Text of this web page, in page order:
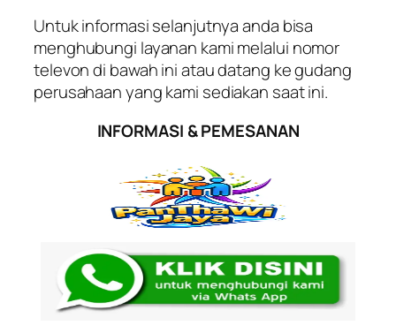
Untuk informasi selanjutnya anda bisa
menghubungi layanan kami melalui nomor
televon di bawah ini atau datang ke gudang
perusahaan yang kami sediakan saat ini.
INFORMASI & PEMESANAN